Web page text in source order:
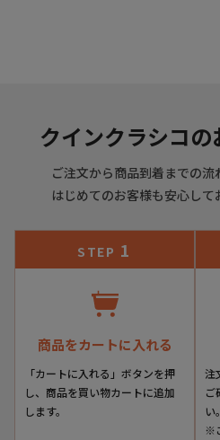
クインクラシコ
ご注文から商品到着までの流
はじめてのお客様も安心して
STEP 1
商品をカートに入れる
「カートに入れる」ボタンを押
し、商品を買い物カートに追加
します。
注
ご
い。
※